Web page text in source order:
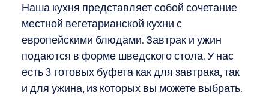
Наша кухня представляет собой сочетание
местной вегетарианской кухни с
европейскими блюдами. Завтрак и ужин
подаются в форме шведского стола. У нас
есть 3 готовых буфета как для завтрака, так
и для ужина, из которых вы можете выбрать.